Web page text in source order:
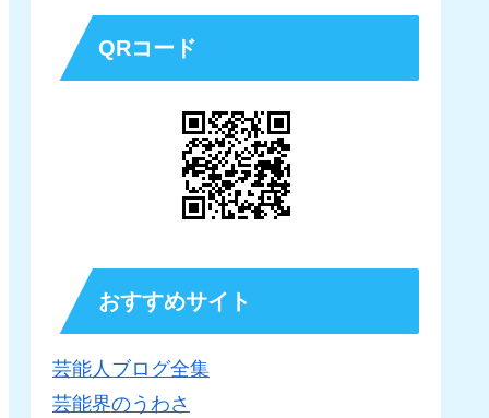
QRコード
おすすめサイト
芸能人ブログ全集
芸能界のうわさ